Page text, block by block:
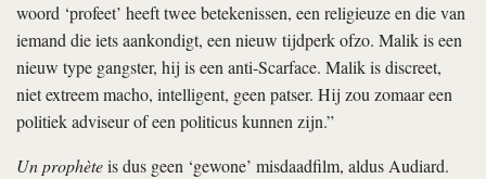
woord ‘profeet’ heeft twee betekenissen, een religieuze en die van
iemand die iets aankondigt, een nieuw tijdperk ofzo. Malik is een
nieuw type gangster, hij is een anti-Scarface. Malik is discreet,
niet extreem macho, intelligent, geen patser. Hij zou zomaar een
politiek adviseur of een politicus kunnen zijn.”
Un prophèteis dus geen ‘gewone’ misdaadfilm, aldus Audiard.